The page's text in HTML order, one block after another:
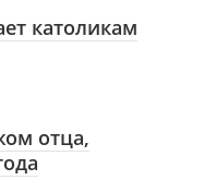
католикам
отца,